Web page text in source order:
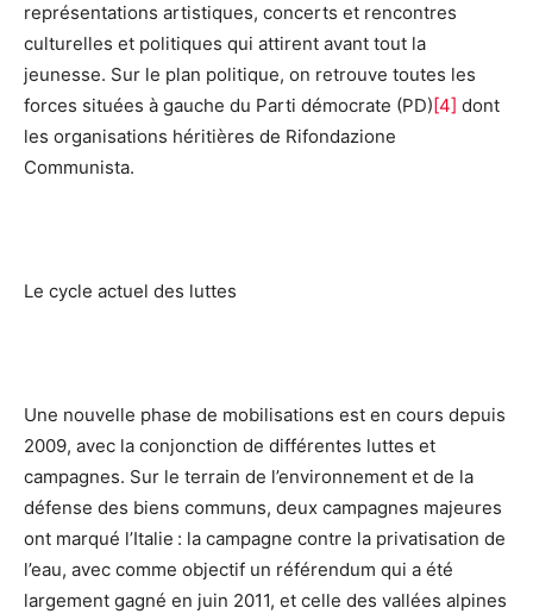
représentations artistiques, concerts et rencontres
culturelles et politiques qui attirent avant tout la
jeunesse. Sur le plan politique, on retrouve toutes les
forces situées à gauche du Parti démocrate (PD) [4] dont
les organisations héritières de Rifondazione
Communista.
Le cycle actuel des luttes
Une nouvelle phase de mobilisations est en cours depuis
2009, avec la conjonction de différentes luttes et
campagnes. Sur le terrain de l’environnement et de la
défense des biens communs, deux campagnes majeures
ont marqué l’Italie : la campagne contre la privatisation de
l’eau, avec comme objectif un référendum qui a été
largement gagné en juin 2011, et celle des vallées alpines